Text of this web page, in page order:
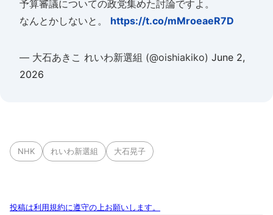
予算審議についての政党集めた討論ですよ。
なんとかしないと。 https://t.co/mMroeaeR7D
— 大石あきこ れいわ新選組 (@oishiakiko) June 2,
2026
NHK れいわ新選組 大石晃子